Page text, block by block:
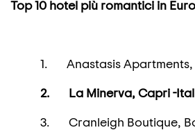
Top 10 hotel più romantici in
1. Anastasis Apartments,
2. La Minerva, Capri -
3. Cranleigh Boutique,